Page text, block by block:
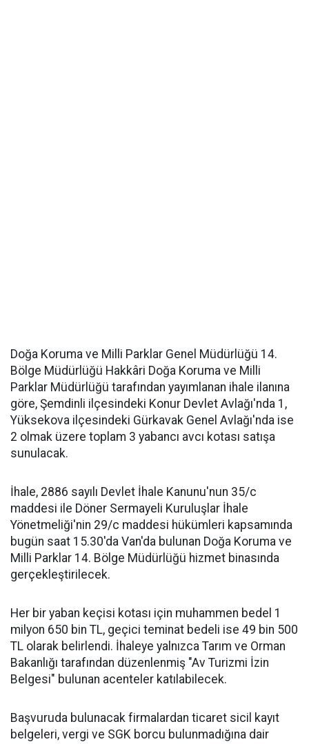
Doğa Koruma ve Milli Parklar Genel Müdürlüğü 14.
Bölge Müdürlüğü Hakkâri Doğa Koruma ve Milli
Parklar Müdürlüğü tarafından yayımlanan ihale ilanına
göre, Şemdinli ilçesindeki Konur Devlet Avlağı'nda 1,
Yüksekova ilçesindeki Gürkavak Genel Avlağı'nda ise
2 olmak üzere toplam 3 yabancı avcı kotası satışa
sunulacak.
İhale, 2886 sayılı Devlet İhale Kanunu'nun 35/c
maddesi ile Döner Sermayeli Kuruluşlar İhale
Yönetmeliği'nin 29/c maddesi hükümleri kapsamında
bugün saat 15.30'da Van'da bulunan Doğa Koruma ve
Milli Parklar 14. Bölge Müdürlüğü hizmet binasında
gerçekleştirilecek.
Her bir yaban keçisi kotası için muhammen bedel 1
milyon 650 bin TL, geçici teminat bedeli ise 49 bin 500
TL olarak belirlendi. İhaleye yalnızca Tarım ve Orman
Bakanlığı tarafından düzenlenmiş "Av Turizmi İzin
Belgesi" bulunan acenteler katılabilecek.
Başvuruda bulunacak firmalardan ticaret sicil kayıt
belgeleri, vergi ve SGK borcu bulunmadığına dair